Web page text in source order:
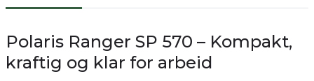
Polaris Ranger SP 570 – Kompakt,
kraftig og klar for arbeid